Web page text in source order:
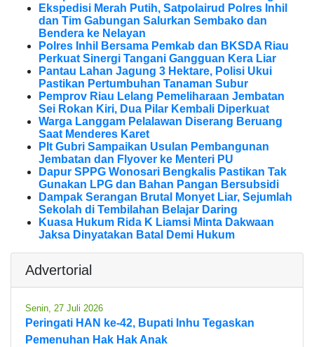
Ekspedisi Merah Putih, Satpolairud Polres Inhil
dan Tim Gabungan Salurkan Sembako dan
Bendera ke Nelayan
Polres Inhil Bersama Pemkab dan BKSDA Riau
Perkuat Sinergi Tangani Gangguan Kera Liar
Pantau Lahan Jagung 3 Hektare, Polisi Ukui
Pastikan Pertumbuhan Tanaman Subur
Pemprov Riau Lelang Pemeliharaan Jembatan
Sei Rokan Kiri, Dua Pilar Kembali Diperkuat
Warga Langgam Pelalawan Diserang Beruang
Saat Menderes Karet
Plt Gubri Sampaikan Usulan Pembangunan
Jembatan dan Flyover ke Menteri PU
Dapur SPPG Wonosari Bengkalis Pastikan Tak
Gunakan LPG dan Bahan Pangan Bersubsidi
Dampak Serangan Brutal Monyet Liar, Sejumlah
Sekolah di Tembilahan Belajar Daring
Kuasa Hukum Rida K Liamsi Minta Dakwaan
Jaksa Dinyatakan Batal Demi Hukum
Advertorial
Senin, 27 Juli 2026
Peringati HAN ke-42, Bupati Inhu Tegaskan
Pemenuhan Hak Hak Anak